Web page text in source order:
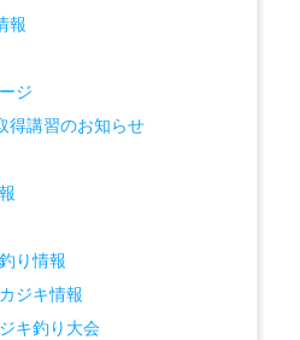
報
ジ
得講習のお知らせ
り情報
ジキ情報
キ釣り大会